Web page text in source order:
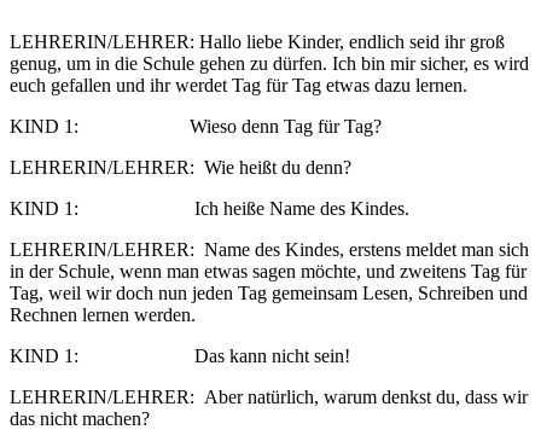
LEHRERIN/LEHRER: Hallo liebe Kinder, endlich seid ihr groß
genug, um in die Schule gehen zu dürfen. Ich bin mir sicher, es wird
euch gefallen und ihr werdet Tag für Tag etwas dazu lernen.
KIND 1: Wieso denn Tag für Tag?
LEHRERIN/LEHRER: Wie heißt du denn?
KIND 1: Ich heiße Name des Kindes.
LEHRERIN/LEHRER: Name des Kindes, erstens meldet man sich
in der Schule, wenn man etwas sagen möchte, und zweitens Tag für
Tag, weil wir doch nun jeden Tag gemeinsam Lesen, Schreiben und
Rechnen lernen werden.
KIND 1: Das kann nicht sein!
LEHRERIN/LEHRER: Aber natürlich, warum denkst du, dass wir
das nicht machen?